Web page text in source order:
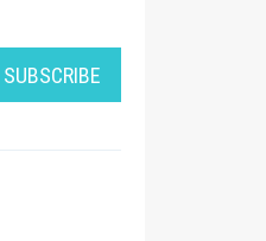
SUBSCRIBE